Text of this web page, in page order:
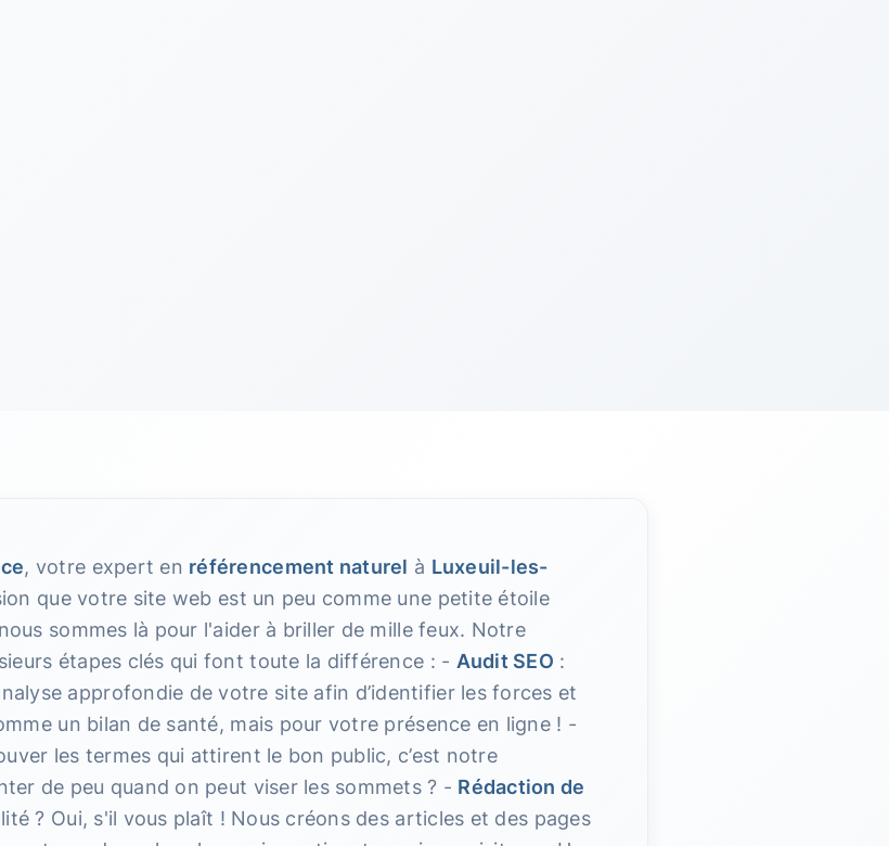
, votre expert en référencement naturel à Luxeuil-les-
que votre site web est un peu comme une petite étoile
sommes là pour l'aider à briller de mille feux. Notre
étapes clés qui font toute la différence : - Audit SEO :
approfondie de votre site afin d’identifier les forces et
un bilan de santé, mais pour votre présence en ligne ! -
les termes qui attirent le bon public, c’est notre
de peu quand on peut viser les sommets ? - Rédaction de
? Oui, s'il vous plaît ! Nous créons des articles et des pages